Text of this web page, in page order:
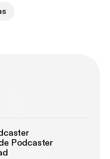
Podcaster